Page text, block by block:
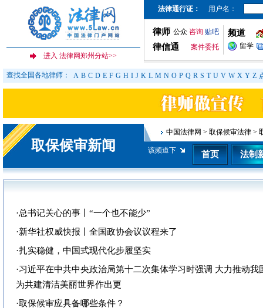
法律通行证： 用户名：
律师 公众 咨询 贴吧
律信通 案件委托
频道
留学
查找全国各地律师： A B C D E F G H I J K L M N O P Q R S T U V W X Y Z
取保候审新闻
中国法律网 > 取保候审法律 >
该频道下 首页 法制
·总书记关心的事丨“一个也不能少”
·新华社权威快报丨全国政协会议议程来了
·扎实稳健，中国式现代化步履坚实
·习近平在中共中央政治局第十二次集体学习时强调 大力推动我
为共建清洁美丽世界作出更
·取保候审应具备哪些条件？